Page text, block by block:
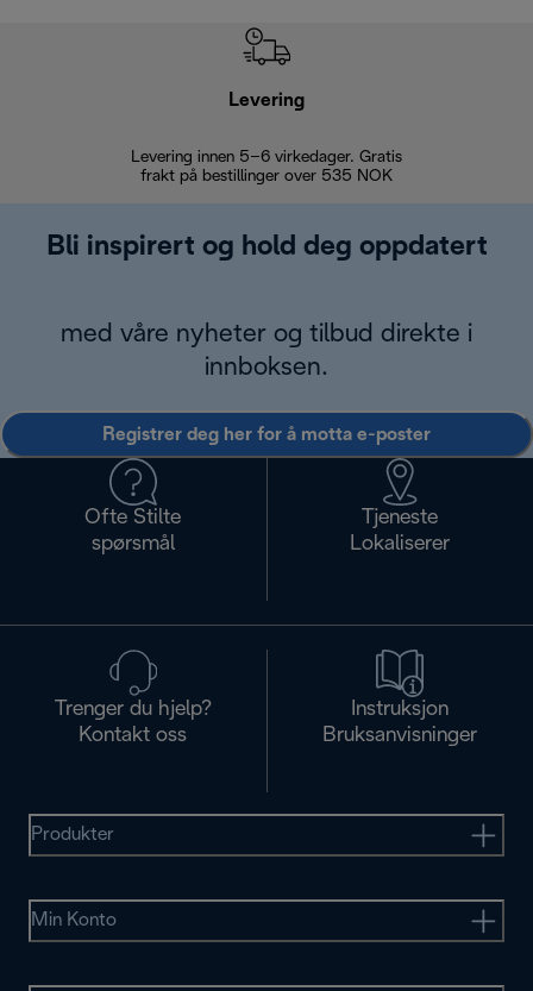
Levering
Levering innen 5–6 virkedager. Gratis
frakt på bestillinger over 535 NOK
Bli inspirert og hold deg oppdatert
med våre nyheter og tilbud direkte i
innboksen.
Registrer deg her for å motta e-poster
Ofte Stilte
spørsmål
Tjeneste
Lokaliserer
Trenger du hjelp?
Kontakt oss
Instruksjon
Bruksanvisninger
Produkter
Min Konto